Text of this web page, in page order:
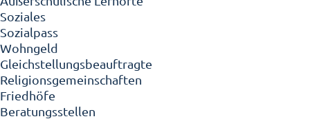
Soziales
Sozialpass
Wohngeld
Gleichstellungsbeauftragte
Religionsgemeinschaften
Friedhöfe
Beratungsstellen